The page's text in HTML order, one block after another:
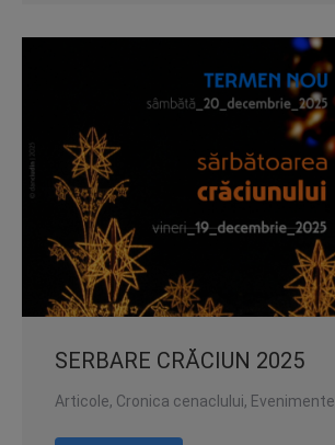
SERBARE CRĂCIUN 2025
Articole, Cronica cenaclului, Evenimente